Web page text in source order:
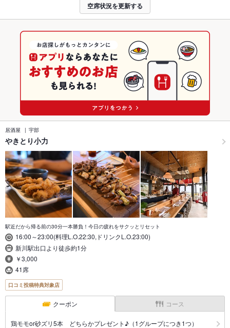
空席状況を更新する
居酒屋 宇部
やきとり小力
駅近だから帰る前の30分一本勝負！今日の疲れをサクッとリセット
16:00～23:00(料理L.O.22:30,ドリンクL.O.23:00)
新川駅出口より徒歩約1分
￥3,000
41席
口コミ投稿特典対象店
クーポン コース
鶏モモor砂ズリ5本 どちらかプレゼント♪（1グループにつき1つ）